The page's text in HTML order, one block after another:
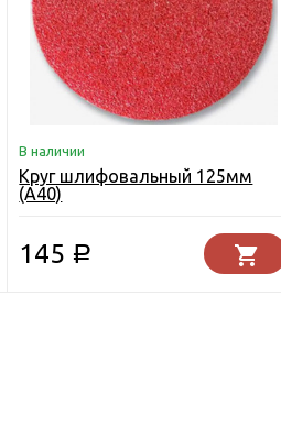
В наличии
Круг шлифовальный 125мм
(А40)
145 Р